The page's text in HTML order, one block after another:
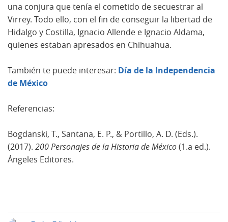
una conjura que tenía el cometido de secuestrar al
Virrey. Todo ello, con el fin de conseguir la libertad de
Hidalgo y Costilla, Ignacio Allende e Ignacio Aldama,
quienes estaban apresados en Chihuahua.
También te puede interesar: Día de la Independencia
de México
Referencias:
Bogdanski, T., Santana, E. P., & Portillo, A. D. (Eds.).
(2017). 200 Personajes de la Historia de México(1.a ed.).
Ángeles Editores.